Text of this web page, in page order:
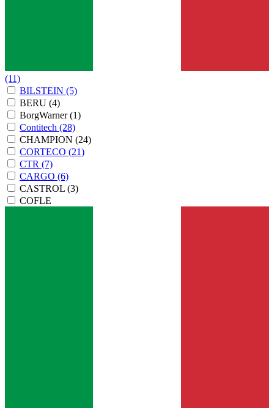
(11)
BILSTEIN (5)
BERU (4)
BorgWarner(1)
Contitech (28)
CHAMPION (24)
CORTECO (21)
CTR (7)
CARGO (6)
CASTROL (3)
COFLE